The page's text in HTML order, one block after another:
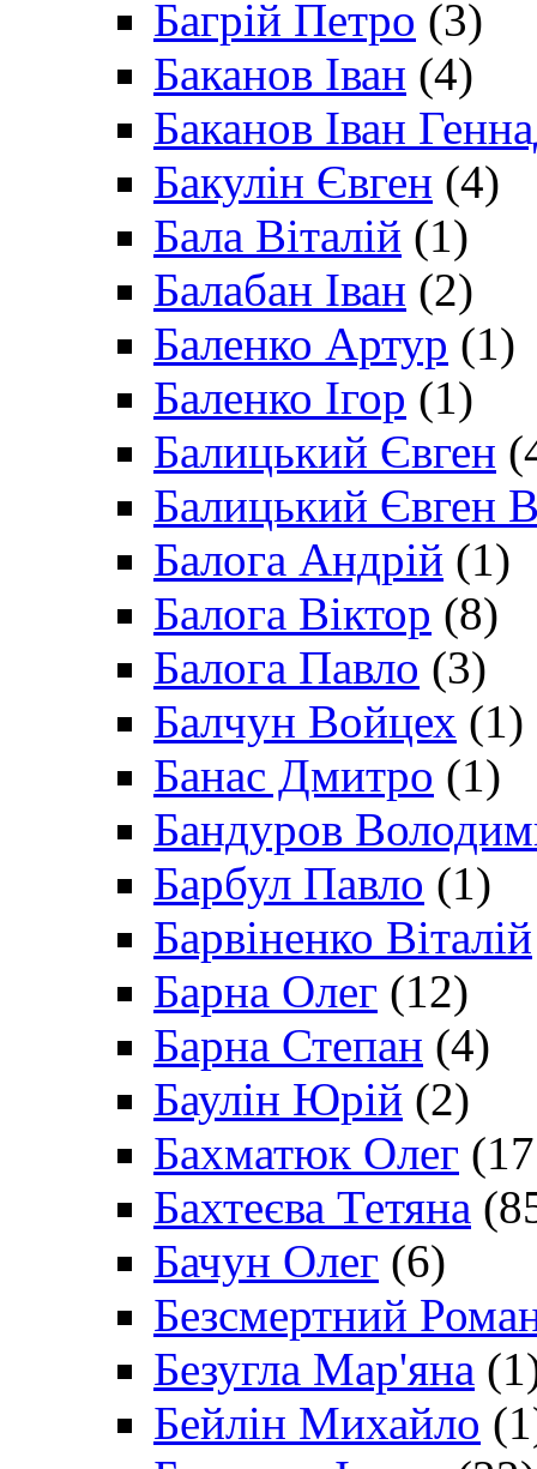
Багрій Петро (3)
Баканов Іван (4)
Баканов Іван
Бакулін Євген (4)
Бала Віталій (1)
Балабан Іван (2)
Баленко Артур (1)
Баленко Ігор (1)
Балицький Євген
Балицький Євген
Балога Андрій (1)
Балога Віктор (8)
Балога Павло (3)
Балчун Войцех (1)
Банас Дмитро (1)
Бандуров
Барбул Павло (1)
Барвіненко Віталій
Барна Олег (12)
Барна Степан (4)
Баулін Юрій (2)
Бахматюк Олег
Бахтеєва Тетяна
Бачун Олег (6)
Безсмертний
Безугла Мар'яна
Бейлін Михайло